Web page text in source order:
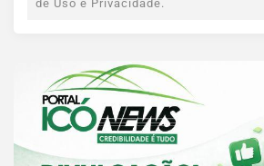
de Uso e Privacidade.